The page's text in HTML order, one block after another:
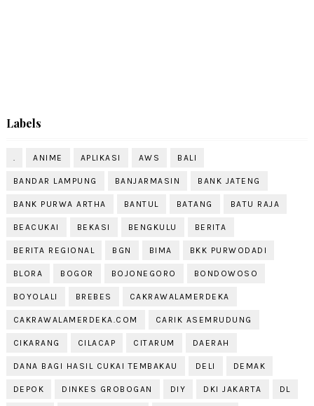
Labels
ANIME APLIKASI AWS BALI
BANDAR LAMPUNG BANJARMASIN BANK JATENG
BANK PURWA ARTHA BANTUL BATANG BATU RAJA
BEACUKAI BEKASI BENGKULU BERITA
BERITA REGIONAL BGN BIMA BKK PURWODADI
BLORA BOGOR BOJONEGORO BONDOWOSO
BOYOLALI BREBES CAKRAWALAMERDEKA
CAKRAWALAMERDEKA.COM CARIK ASEMRUDUNG
CIKARANG CILACAP CITARUM DAERAH
DANA BAGI HASIL CUKAI TEMBAKAU DELI DEMAK
DEPOK DINKES GROBOGAN DIY DKI JAKARTA DL